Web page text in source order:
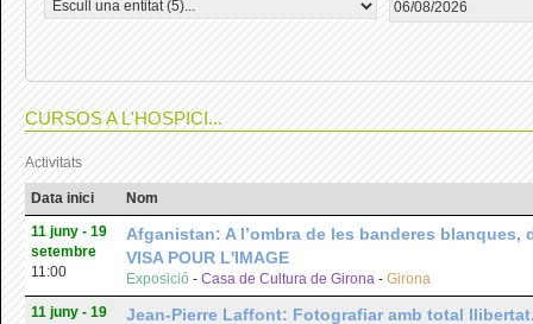
CURSOS A L'HOSPICI...
Activitats
Data inici
Nom
11 juny - 19
setembre
11:00
Afganistan: A l’ombra de les banderes blanques,
VISA POUR L'IMAGE
Exposició - Casa de Cultura de Girona - Girona
11 juny - 19
Jean-Pierre Laffont: Fotografiar amb total llibertat.